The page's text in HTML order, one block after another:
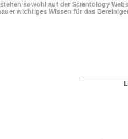
sowohl auf der Scientology
wichtiges Wissen für das